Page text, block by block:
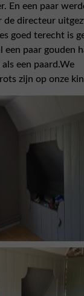
En een paar
de directeur
goed terecht is
een paar gouden
een paard.We
zijn op onze